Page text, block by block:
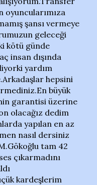
oyuncularımıza
şansı vermeye
geleceği
kötü günde
insan dışında
yardım
hepsini
büyük
garantisi üzerine
olacağız dedim
yapılan en az
nasıl dersiniz
tam 42
çıkarmadını
kardeşlerim